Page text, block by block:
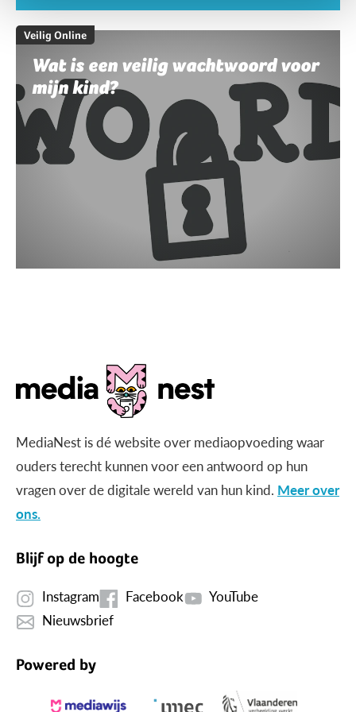
Veilig Online
Wat is een veilig wachtwoord voor
mijn kind?
MediaNest is dé website over mediaopvoeding waar
ouders terecht kunnen voor een antwoord op hun
vragen over de digitale wereld van hun kind. Meer over
ons.
Blijf op de hoogte
Instagram Facebook
YouTube
Nieuwsbrief
Powered by